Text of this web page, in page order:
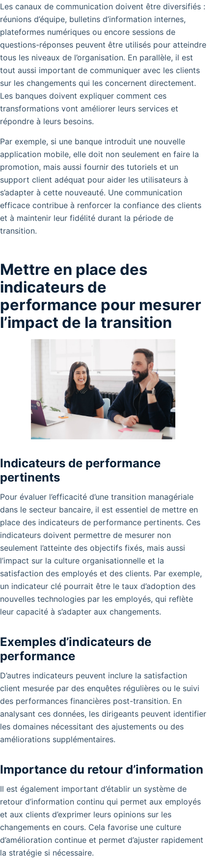
Les canaux de communication doivent être diversifiés :
réunions d’équipe, bulletins d’information internes,
plateformes numériques ou encore sessions de
questions-réponses peuvent être utilisés pour atteindre
tous les niveaux de l’organisation. En parallèle, il est
tout aussi important de communiquer avec les clients
sur les changements qui les concernent directement.
Les banques doivent expliquer comment ces
transformations vont améliorer leurs services et
répondre à leurs besoins.
Par exemple, si une banque introduit une nouvelle
application mobile, elle doit non seulement en faire la
promotion, mais aussi fournir des tutoriels et un
support client adéquat pour aider les utilisateurs à
s’adapter à cette nouveauté. Une communication
efficace contribue à renforcer la confiance des clients
et à maintenir leur fidélité durant la période de
transition.
Mettre en place des
indicateurs de
performance pour mesurer
l’impact de la transition
Indicateurs de performance
pertinents
Pour évaluer l’efficacité d’une transition managériale
dans le secteur bancaire, il est essentiel de mettre en
place des indicateurs de performance pertinents. Ces
indicateurs doivent permettre de mesurer non
seulement l’atteinte des objectifs fixés, mais aussi
l’impact sur la culture organisationnelle et la
satisfaction des employés et des clients. Par exemple,
un indicateur clé pourrait être le taux d’adoption des
nouvelles technologies par les employés, qui reflète
leur capacité à s’adapter aux changements.
Exemples d’indicateurs de
performance
D’autres indicateurs peuvent inclure la satisfaction
client mesurée par des enquêtes régulières ou le suivi
des performances financières post-transition. En
analysant ces données, les dirigeants peuvent identifier
les domaines nécessitant des ajustements ou des
améliorations supplémentaires.
Importance du retour d’information
Il est également important d’établir un système de
retour d’information continu qui permet aux employés
et aux clients d’exprimer leurs opinions sur les
changements en cours. Cela favorise une culture
d’amélioration continue et permet d’ajuster rapidement
la stratégie si nécessaire.